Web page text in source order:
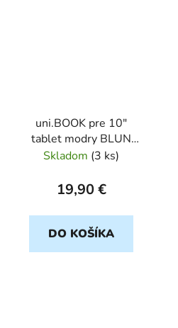
uni.BOOK pre 10"
tablet modry BLUN
blister
Skladom (3 ks)
19,90 €
DO KOŠÍKA